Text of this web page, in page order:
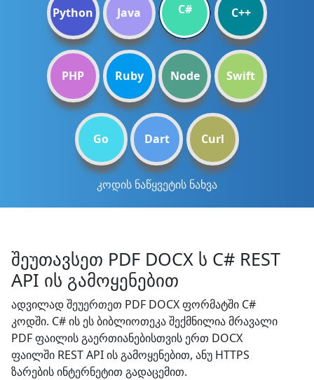
Python Java C# C++
PHP Ruby Node Swift
Go Dart Curl
კოდის ნაწყვეტის ნახვა
შეუთავსეთ PDF DOCX ს C# REST
API ის გამოყენებით
ადვილად შეუერთეთ PDF DOCX ფორმატში C#
კოდში. C# ის ეს ბიბლიოთეკა შექმნილია მრავალი
PDF ფაილის გაერთიანებისთვის ერთ DOCX
ფაილში REST API ის გამოყენებით, ანუ HTTPS
ზარების ინტერნეტით გადაცემით.